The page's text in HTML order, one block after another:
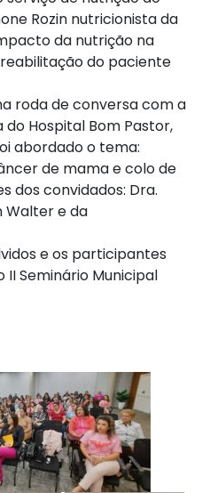
Rozin nutricionista da
da nutrição na
do paciente
roda de conversa com a
Hospital Bom Pastor,
abordado o tema:
de mama e colo de
dos convidados: Dra.
Walter e da
e os participantes
Seminário Municipal